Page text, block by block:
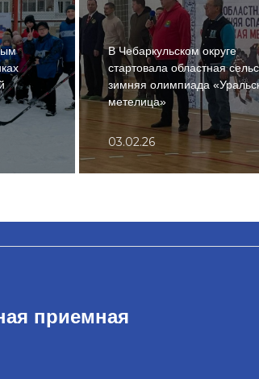
В Чебаркульском округе
стартовала областная
зимняя олимпиада
метелица»
03.02.26
приемная